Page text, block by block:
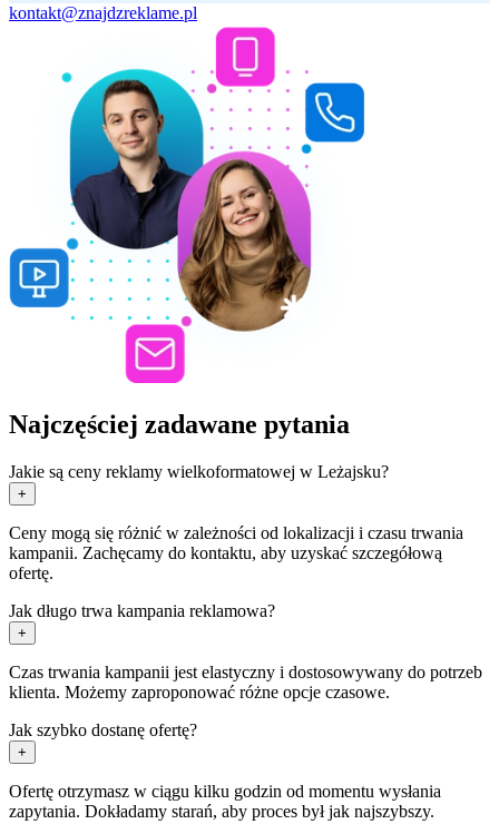
kontakt@znajdzreklame.pl
Najczęściej zadawane pytania
Jakie są ceny reklamy wielkoformatowej w Leżajsku?
+
Ceny mogą się różnić w zależności od lokalizacji i czasu trwania
kampanii. Zachęcamy do kontaktu, aby uzyskać szczegółową
ofertę.
Jak długo trwa kampania reklamowa?
+
Czas trwania kampanii jest elastyczny i dostosowywany do potrzeb
klienta. Możemy zaproponować różne opcje czasowe.
Jak szybko dostanę ofertę?
+
Ofertę otrzymasz w ciągu kilku godzin od momentu wysłania
zapytania. Dokładamy starań, aby proces był jak najszybszy.